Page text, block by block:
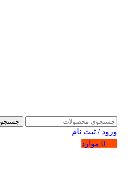
جستجو
ورود / ثبت نام
0 موارد